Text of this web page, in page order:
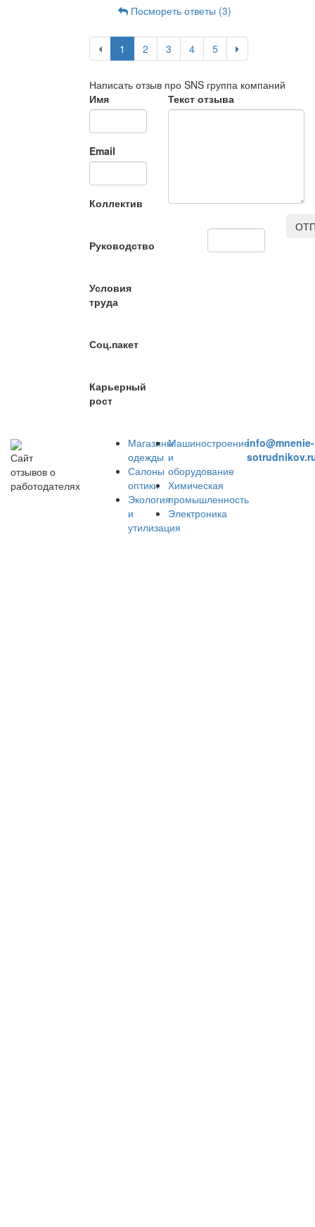
Посмореть ответы (3)
1 2 3 4 5
Написать отзыв про SNS группа компаний
Имя
Email
Коллектив
Руководство
Условия
труда
Соц.пакет
Карьерный
рост
Текст отзыва
Сайт
отзывов о
работодателях
Магазины
одежды
Салоны
оптики
Экология
и
утилизация
Машиностроение
и
оборудование
Химическая
промышленность
Электроника
info@mnenie-